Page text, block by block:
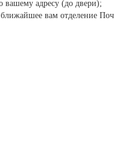
вашему адресу (до двери);
вам отделение